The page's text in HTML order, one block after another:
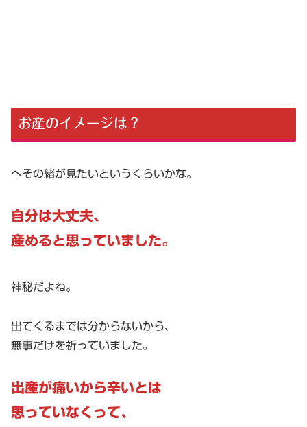
お産のイメージは？
へその緒が見たいというくらいかな。
自分は大丈夫、
産めると思っていました。
神秘だよね。
出てくるまでは分からないから、
無事だけを祈っていました。
出産が痛いから辛いとは
思っていなくって、